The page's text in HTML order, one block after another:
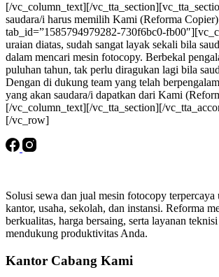
[/vc_column_text][/
saudara/i harus memilih Kami (Reforma
tab_id=”1585794979282-730f6bc0-
uraian diatas, sudah sangat layak sekali bila
dalam mencari mesin fotocopy. Berbekal
puluhan tahun, tak perlu diragukan lagi bila
Dengan di dukung team yang telah
yang akan saudara/i dapatkan dari Kami
[/vc_column_text][/vc_tta_section][/
[/vc_row]
Solusi sewa dan jual mesin fotocopy terpercaya
kantor, usaha, sekolah, dan instansi. Reforma
berkualitas, harga bersaing, serta layanan
mendukung produktivitas Anda.
Kantor Cabang Kami